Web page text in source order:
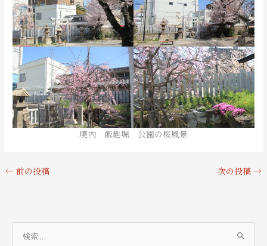
境内 飯匙堀 公園の桜風景
← 前の投稿 次の投稿 →